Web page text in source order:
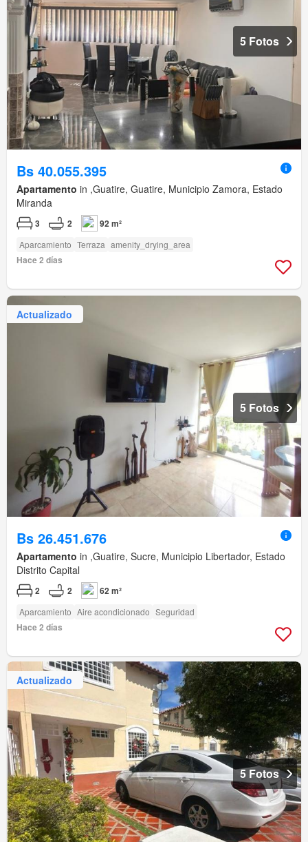
5 Fotos
Bs 40.055.395
Apartamento in ,Guatire, Guatire, Municipio Zamora, Estado
Miranda
3 2 92 m²
Aparcamiento Terraza amenity_drying_area
Hace 2 días
Actualizado
5 Fotos
Bs 26.451.676
Apartamento in ,Guatire, Sucre, Municipio Libertador, Estado
Distrito Capital
2 2 62 m²
Aparcamiento Aire acondicionado Seguridad
Hace 2 días
Actualizado
5 Fotos